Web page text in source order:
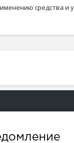
средства и